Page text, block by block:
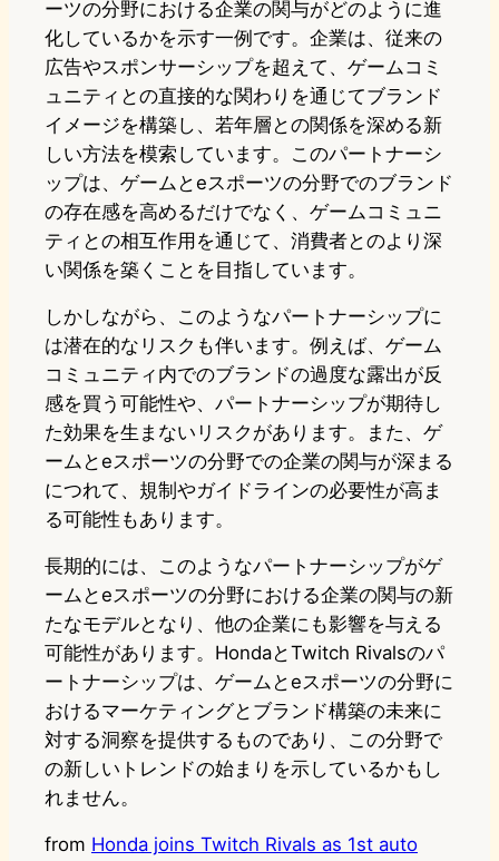
ーツの分野における企業の関与がどのように進
化しているかを示す一例です。企業は、従来の
広告やスポンサーシップを超えて、ゲームコミ
ュニティとの直接的な関わりを通じてブランド
イメージを構築し、若年層との関係を深める新
しい方法を模索しています。このパートナーシ
ップは、ゲームとeスポーツの分野でのブランド
の存在感を高めるだけでなく、ゲームコミュニ
ティとの相互作用を通じて、消費者とのより深
い関係を築くことを目指しています。
しかしながら、このようなパートナーシップに
は潜在的なリスクも伴います。例えば、ゲーム
コミュニティ内でのブランドの過度な露出が反
感を買う可能性や、パートナーシップが期待し
た効果を生まないリスクがあります。また、ゲ
ームとeスポーツの分野での企業の関与が深まる
につれて、規制やガイドラインの必要性が高ま
る可能性もあります。
長期的には、このようなパートナーシップがゲ
ームとeスポーツの分野における企業の関与の新
たなモデルとなり、他の企業にも影響を与える
可能性があります。HondaとTwitch Rivalsのパ
ートナーシップは、ゲームとeスポーツの分野に
おけるマーケティングとブランド構築の未来に
対する洞察を提供するものであり、この分野で
の新しいトレンドの始まりを示しているかもし
れません。
from Honda joins Twitch Rivals as 1st auto